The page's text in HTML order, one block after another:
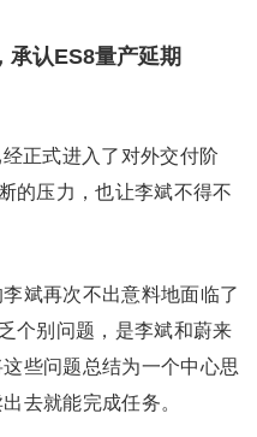
承认ES8量产延期
正式进入了对外交付阶
的压力，也让李斌不得不
斌再次不出意料地面临了
个别问题，是李斌和蔚来
些问题总结为一个中心思
去就能完成任务。